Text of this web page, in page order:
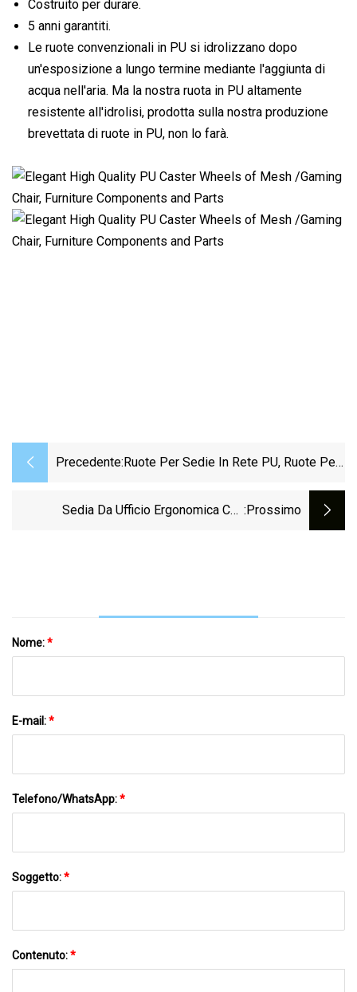
Costruito per durare.
5 anni garantiti.
Le ruote convenzionali in PU si idrolizzano dopo
un'esposizione a lungo termine mediante l'aggiunta di
acqua nell'aria. Ma la nostra ruota in PU altamente
resistente all'idrolisi, prodotta sulla nostra produzione
brevettata di ruote in PU, non lo farà.
Precedente:Ruote Per Sedie In Rete PU, Ruote Per
Silenziose E Silenziose
Sedia Da Ufficio Ergonomica Con :Prossimo
Nome:*
E-mail:*
Telefono/WhatsApp:*
Soggetto:*
Contenuto:*